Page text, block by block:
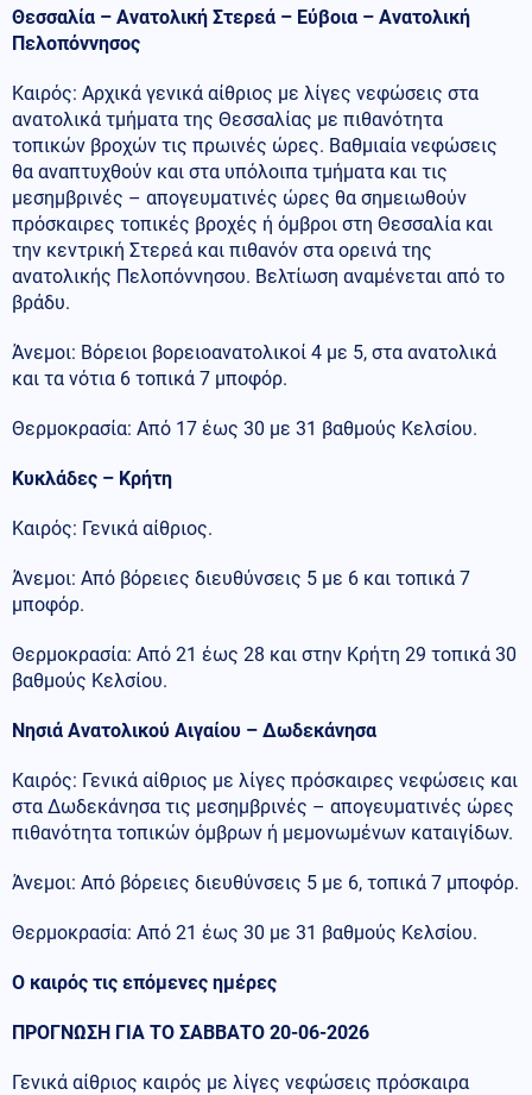
Θεσσαλία – Ανατολική Στερεά – Εύβοια – Ανατολική
Πελοπόννησος
Καιρός: Αρχικά γενικά αίθριος με λίγες νεφώσεις στα
ανατολικά τμήματα της Θεσσαλίας με πιθανότητα
τοπικών βροχών τις πρωινές ώρες. Βαθμιαία νεφώσεις
θα αναπτυχθούν και στα υπόλοιπα τμήματα και τις
μεσημβρινές – απογευματινές ώρες θα σημειωθούν
πρόσκαιρες τοπικές βροχές ή όμβροι στη Θεσσαλία και
την κεντρική Στερεά και πιθανόν στα ορεινά της
ανατολικής Πελοπόννησου. Βελτίωση αναμένεται από το
βράδυ.
Άνεμοι: Βόρειοι βορειοανατολικοί 4 με 5, στα ανατολικά
και τα νότια 6 τοπικά 7 μποφόρ.
Θερμοκρασία: Από 17 έως 30 με 31 βαθμούς Κελσίου.
Κυκλάδες – Κρήτη
Καιρός: Γενικά αίθριος.
Άνεμοι: Από βόρειες διευθύνσεις 5 με 6 και τοπικά 7
μποφόρ.
Θερμοκρασία: Από 21 έως 28 και στην Κρήτη 29 τοπικά 30
βαθμούς Κελσίου.
Νησιά Ανατολικού Αιγαίου – Δωδεκάνησα
Καιρός: Γενικά αίθριος με λίγες πρόσκαιρες νεφώσεις και
στα Δωδεκάνησα τις μεσημβρινές – απογευματινές ώρες
πιθανότητα τοπικών όμβρων ή μεμονωμένων καταιγίδων.
Άνεμοι: Από βόρειες διευθύνσεις 5 με 6, τοπικά 7 μποφόρ.
Θερμοκρασία: Από 21 έως 30 με 31 βαθμούς Κελσίου.
Ο καιρός τις επόμενες ημέρες
ΠΡΟΓΝΩΣΗ ΓΙΑ ΤΟ ΣΑΒΒΑΤΟ 20-06-2026
Γενικά αίθριος καιρός με λίγες νεφώσεις πρόσκαιρα